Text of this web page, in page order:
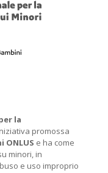
la
promossa
ONLUS e ha come
minori, in
e uso improprio